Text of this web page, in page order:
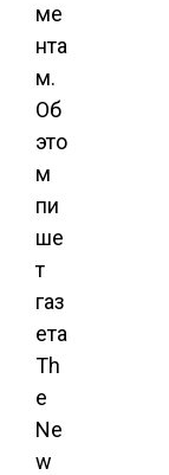
ме
нта
м.
Об
это
м
пи
ше
т
газ
ета
Th
e
Ne
w